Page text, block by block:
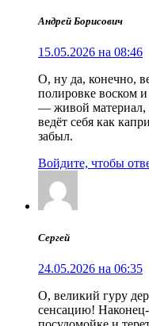
Андрей Борисович
15.05.2026 на 08:46
О, ну да, конечно,
полировке воском
— живой материал,
ведёт себя как
забыл.
Войдите, чтобы
Сергей
24.05.2026 на 06:35
О, великий гуру
сенсацию! Наконец-